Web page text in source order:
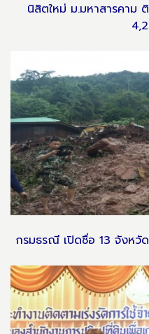
นิสิตใหม่ ม.มหาสารคาม
กรมธรณี เปิดชื่อ 13 จังหวั